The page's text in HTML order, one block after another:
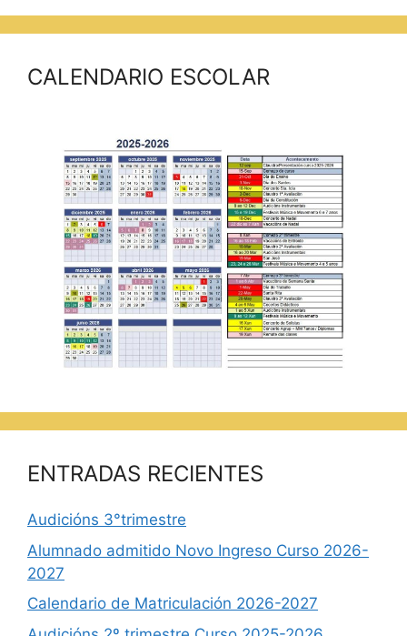
CALENDARIO ESCOLAR
ENTRADAS RECIENTES
Audicións 3°trimestre
Alumnado admitido Novo Ingreso Curso 2026-
2027
Calendario de Matriculación 2026-2027